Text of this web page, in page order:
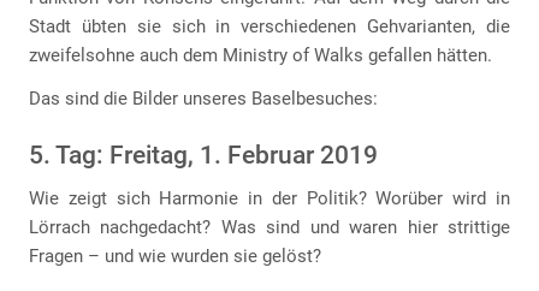
Stadt übten sie sich in verschiedenen Gehvarianten, die
zweifelsohne auch dem Ministry of Walks gefallen hätten.
Das sind die Bilder unseres Baselbesuches:
5. Tag: Freitag, 1. Februar 2019
Wie zeigt sich Harmonie in der Politik? Worüber wird in
Lörrach nachgedacht? Was sind und waren hier strittige
Fragen – und wie wurden sie gelöst?